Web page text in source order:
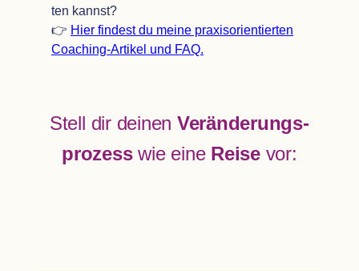
ten kannst?
👉 Hier fin­dest du meine pra­xis­ori­en­tier­ten
Coa­ching-Arti­kel und FAQ.
Stell dir dei­nen Ver­än­de­rungs­
pro­zesswie eine Reise vor: